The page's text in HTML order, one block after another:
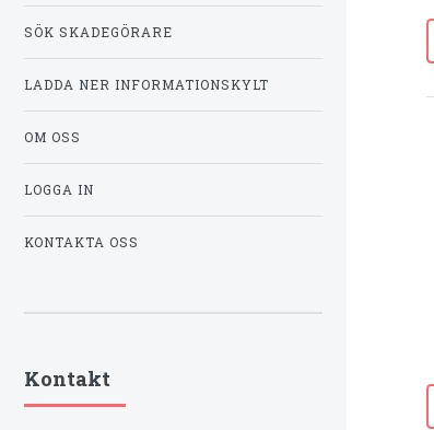
SÖK SKADEGÖRARE
LADDA NER INFORMATIONSKYLT
OM OSS
LOGGA IN
KONTAKTA OSS
Kontakt